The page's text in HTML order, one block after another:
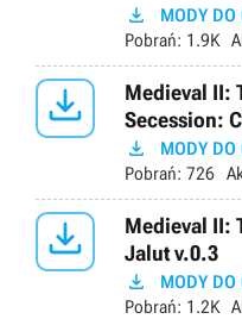
 MODY DO
Pobrań: 1.9K

Medieval II:
Secession:
 MODY DO
Pobrań: 726

Medieval II:
Jalut v.0.3
 MODY DO
Pobrań: 1.2K